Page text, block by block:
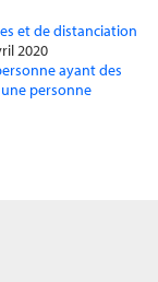
et de distanciation
2020
ayant des
personne